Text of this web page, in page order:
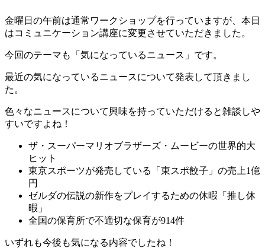
金曜日の午前は通常ワークショップを行っていますが、本日
はコミュニケーション講座に変更させていただきました。
今回のテーマも「気になっているニュース」です。
最近の気になっているニュースについて発表して頂きまし
た。
色々なニュースについて興味を持っていただけると雑談しや
すいですよね！
ザ・スーパーマリオブラザーズ・ムービーの世界的大
ヒット
東京スポーツが発売している「東スポ餃子」の売上1億
円
ゼルダの伝説の新作をプレイするための休暇「推し休
暇」
全国の保育所で不適切な保育が914件
いずれも今後も気になる内容でしたね！